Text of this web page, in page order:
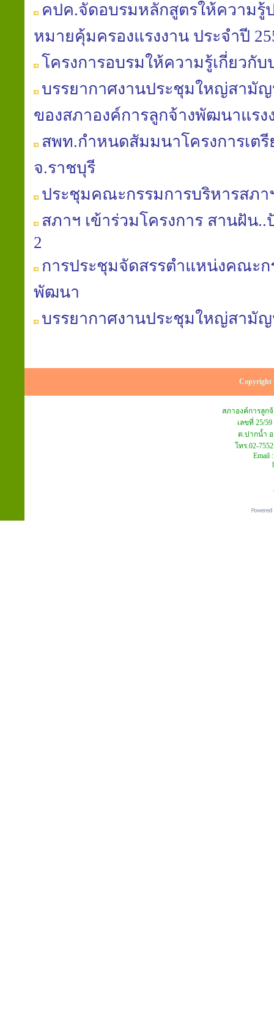
คปค.จัดอบรมหลักสูตรให้ความรู้
หมายคุ้มครองแรงงาน ประจำปี
โครงการอบรมให้ความรู้เกี่ยวกั
บรรยากาศงานประชุมใหญ่สามัญ
ของสภาองค์การลูกจ้างพัฒนาแรง
สพท.กำหนดสัมมนาโครงการเต
จ.ราชบุรี
ประชุมคณะกรรมการบริหารสภา
สภาฯ เข้าร่วมโครงการ สานฝัน
2
การประชุมจัดสรรตำแหน่งคณะก
พัฒนา
บรรยากาศงานประชุมใหญ่สามัญ
Copyright
สภาองค์การลูก
เลขที่ 25/
ต.ปากน้ำ อ
โทร.02-
Email